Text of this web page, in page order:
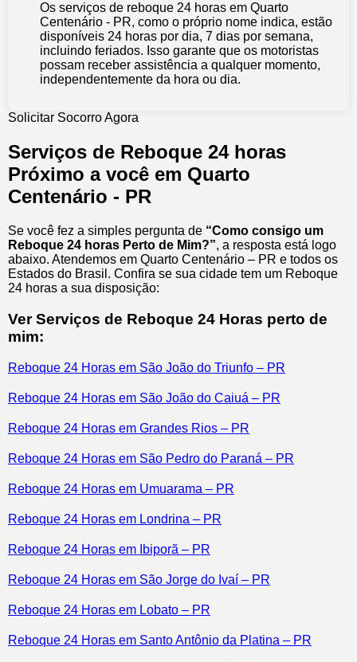
Os serviços de reboque 24 horas em Quarto
Centenário - PR, como o próprio nome indica, estão
disponíveis 24 horas por dia, 7 dias por semana,
incluindo feriados. Isso garante que os motoristas
possam receber assistência a qualquer momento,
independentemente da hora ou dia.
Solicitar Socorro Agora
Serviços de Reboque 24 horas
Próximo a você em Quarto
Centenário - PR
Se você fez a simples pergunta de “Como consigo um
Reboque 24 horas Perto de Mim?”, a resposta está logo
abaixo. Atendemos em Quarto Centenário – PR e todos os
Estados do Brasil. Confira se sua cidade tem um Reboque
24 horas a sua disposição:
Ver Serviços de Reboque 24 Horas perto de
mim:
Reboque 24 Horas em São João do Triunfo – PR
Reboque 24 Horas em São João do Caiuá – PR
Reboque 24 Horas em Grandes Rios – PR
Reboque 24 Horas em São Pedro do Paraná – PR
Reboque 24 Horas em Umuarama – PR
Reboque 24 Horas em Londrina – PR
Reboque 24 Horas em Ibiporã – PR
Reboque 24 Horas em São Jorge do Ivaí – PR
Reboque 24 Horas em Lobato – PR
Reboque 24 Horas em Santo Antônio da Platina – PR